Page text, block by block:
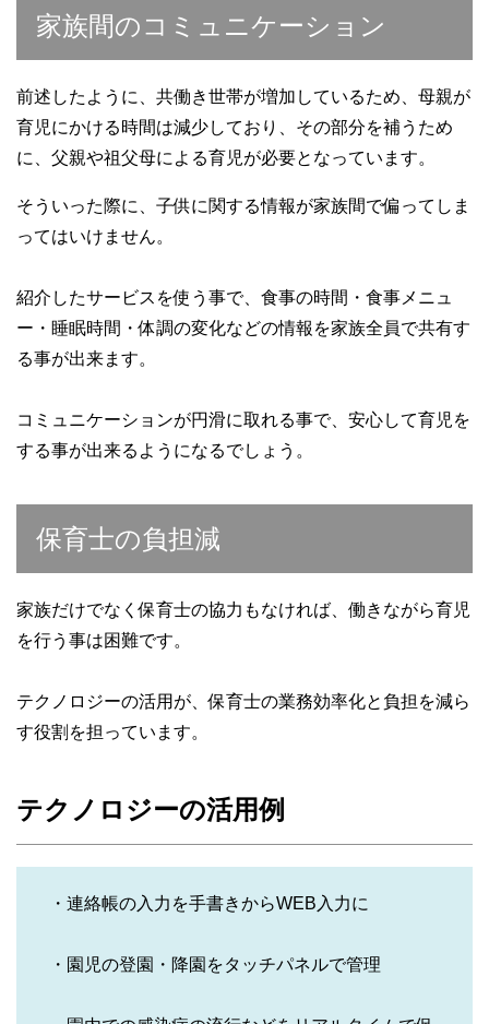
家族間のコミュニケーション
前述したように、共働き世帯が増加しているため、母親が
育児にかける時間は減少しており、その部分を補うため
に、父親や祖父母による育児が必要となっています。
そういった際に、子供に関する情報が家族間で偏ってしま
ってはいけません。
紹介したサービスを使う事で、食事の時間・食事メニュ
ー・睡眠時間・体調の変化などの情報を家族全員で共有す
る事が出来ます。
コミュニケーションが円滑に取れる事で、安心して育児を
する事が出来るようになるでしょう。
保育士の負担減
家族だけでなく保育士の協力もなければ、働きながら育児
を行う事は困難です。
テクノロジーの活用が、保育士の業務効率化と負担を減ら
す役割を担っています。
テクノロジーの活用例
・連絡帳の入力を手書きからWEB入力に
・園児の登園・降園をタッチパネルで管理